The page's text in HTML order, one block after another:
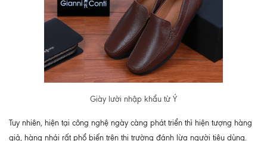
Giày lười nhập khẩu từ Ý
Tuy nhiên, hiện tại công nghệ ngày càng phát triển thì hiện tượng hàng
giả, hàng nhái rất phổ biến trên thị trường đánh lừa người tiêu dùng.